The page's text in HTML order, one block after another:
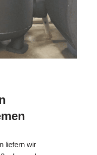
liefern wir